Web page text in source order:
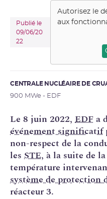
Publié le
09/06/20
22
Autorisez le
aux
CENTRALE NUCLÉAIRE DE
900 MWe - EDF
Le 8 juin 2022, EDFa
événement significatif
non-respect de la
les STE, à la suite de
température
système de protection
réacteur 3.